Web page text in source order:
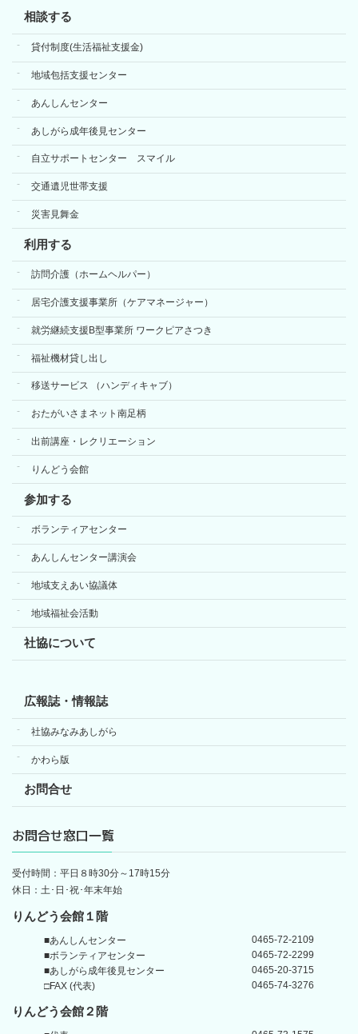
相談する
貸付制度(生活福祉支援金)
地域包括支援センター
あんしんセンター
あしがら成年後見センター
自立サポートセンター スマイル
交通遺児世帯支援
災害見舞金
利用する
訪問介護（ホームヘルパー）
居宅介護支援事業所（ケアマネージャー）
就労継続支援B型事業所 ワークピアさつき
福祉機材貸し出し
移送サービス （ハンディキャブ）
おたがいさまネット南足柄
出前講座・レクリエーション
りんどう会館
参加する
ボランティアセンター
あんしんセンター講演会
地域支えあい協議体
地域福祉会活動
社協について
広報誌・情報誌
社協みなみあしがら
かわら版
お問合せ
お問合せ窓口一覧
受付時間：平日８時30分～17時15分
休日：土･日･祝･年末年始
りんどう会館１階
■あんしんセンター
0465-72-2109
■ボランティアセンター
0465-72-2299
■あしがら成年後見センター
0465-20-3715
□FAX (代表)
0465-74-3276
りんどう会館 ２階